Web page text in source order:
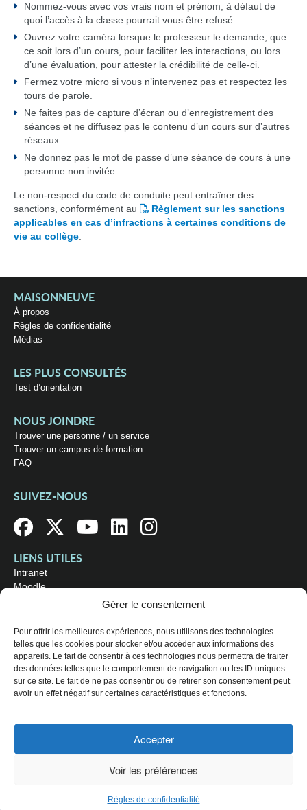
Gérer le consentement
Pour offrir les meilleures expériences, nous utilisons des technologies
telles que les cookies pour stocker et/ou accéder aux informations des
appareils. Le fait de consentir à ces technologies nous permettra de traiter
des données telles que le comportement de navigation ou les ID uniques
sur ce site. Le fait de ne pas consentir ou de retirer son consentement peut
avoir un effet négatif sur certaines caractéristiques et fonctions.
Accepter
Voir les préférences
Règles de confidentialité
Nommez-vous avec vos vrais nom et prénom, à défaut de
quoi l’accès à la classe pourrait vous être refusé.
Ouvrez votre caméra lorsque le professeur le demande, que
ce soit lors d’un cours, pour faciliter les interactions, ou lors
d’une évaluation, pour attester la crédibilité de celle-ci.
Fermez votre micro si vous n’intervenez pas et respectez les
tours de parole.
Ne faites pas de capture d’écran ou d’enregistrement des
séances et ne diffusez pas le contenu d’un cours sur d’autres
réseaux.
Ne donnez pas le mot de passe d’une séance de cours à une
personne non invitée.
Le non-respect du code de conduite peut entraîner des
sanctions, conformément au
Règlement sur les sanctions
applicables en cas d’infractions à certaines conditions de
vie au collège
MAISONNEUVE
À propos
Règles de confidentialité
Médias
LES PLUS CONSULTÉS
Test d’orientation
NOUS JOINDRE
Trouver une personne / un service
Trouver un campus de formation
FAQ
SUIVEZ-NOUS
LIENS UTILES
Intranet
Moodle
OÙ NOUS TROUVER
Campus principal
3800, rue Sherbrooke Est
Montréal (Québec) H1X 2A2
Consultez lesheures d'ouverture
© 2026 Collège de Maisonneuve. Tous droits réservés.
CHOISISSEZ UN PROFIL